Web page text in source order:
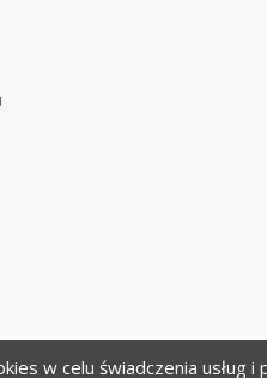
w celu świadczenia